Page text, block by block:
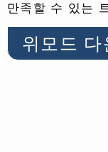
만족할 수 있는
위모드 다